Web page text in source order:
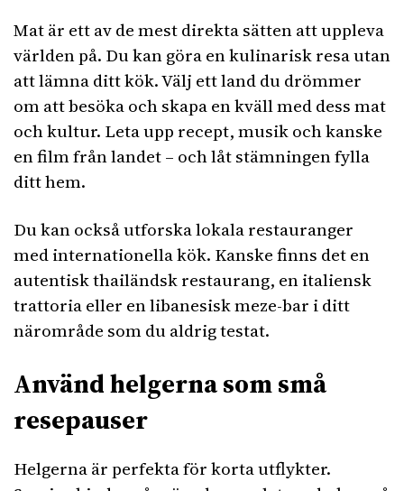
Mat är ett av de mest direkta sätten att uppleva
världen på. Du kan göra en kulinarisk resa utan
att lämna ditt kök. Välj ett land du drömmer
om att besöka och skapa en kväll med dess mat
och kultur. Leta upp recept, musik och kanske
en film från landet – och låt stämningen fylla
ditt hem.
Du kan också utforska lokala restauranger
med internationella kök. Kanske finns det en
autentisk thailändsk restaurang, en italiensk
trattoria eller en libanesisk meze-bar i ditt
närområde som du aldrig testat.
Använd helgerna som små
resepauser
Helgerna är perfekta för korta utflykter.